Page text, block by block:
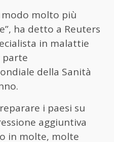
molto più
ha detto a Reuters
in malattie
della Sanità
i paesi su
aggiuntiva
in molte, molte